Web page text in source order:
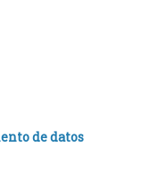
de datos